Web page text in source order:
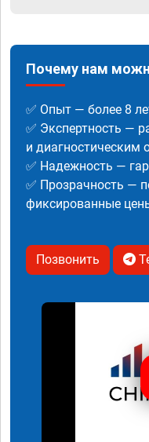
Почему нам
✅ Опыт — более 8
✅ Экспертность —
и диагностическим
✅ Надежность —
✅ Прозрачность —
фиксированные
Позвонить